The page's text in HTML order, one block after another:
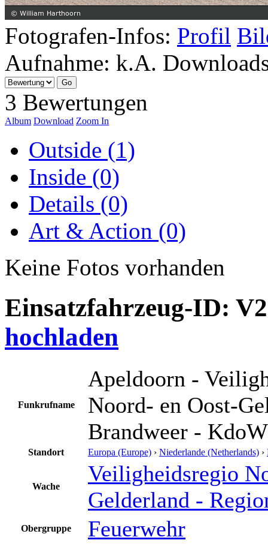
Fotografen-Infos: Profil
Aufnahme: k.A.
3 Bewertungen
Album Download Zoom In
Outside (1)
Inside (0)
Details (0)
Art & Action (0)
Keine Fotos vorhanden
Einsatzfahrzeug-ID:
hochladen
Funkrufname
Apeldoorn -
Noord- en Oost-
Brandweer -
Standort Europa (Europe) › Niederlande (Netherlands) ›
Wache
Veiligheidsregio
Gelderland -
Obergruppe Feuerwehr